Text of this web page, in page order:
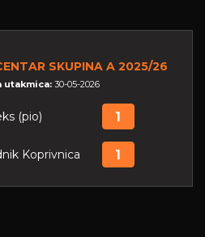
SKUPINA A 2025/26
utakmica: 30-05-2026
(pio) 1
Koprivnica 1